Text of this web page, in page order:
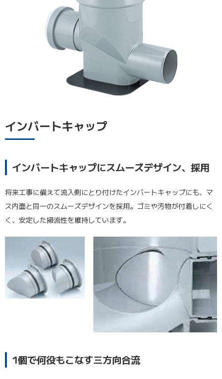
インバートキャップ
インバートキャップにスムーズデザイン、採用
将来工事に備えて流入側にとり付けたインバートキャップにも、マ
ス内面と同一のスムーズデザインを採用。ゴミや汚物が付着しにく
く、安定した掃流性を維持しています。
1個で何役もこなす三方向合流